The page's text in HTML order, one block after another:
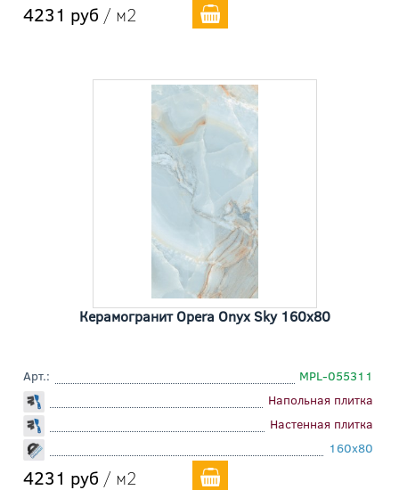
4231 руб / м2
Керамогранит Opera Onyx Sky 160x80
Арт.:
MPL-055311
Напольная плитка
Настенная плитка
160x80
4231 руб / м2